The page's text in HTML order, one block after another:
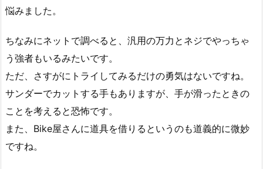
悩みました。
ちなみにネットで調べると、汎用の万力とネジでやっちゃ
う強者もいるみたいです。
ただ、さすがにトライしてみるだけの勇気はないですね。
サンダーでカットする手もありますが、手が滑ったときの
ことを考えると恐怖です。
また、Bike屋さんに道具を借りるというのも道義的に微妙
ですね。